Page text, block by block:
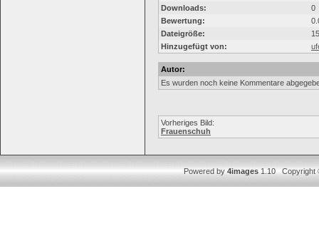
Downloads:
0
Bewertung:
Dateigröße:
Hinzugefügt von:
Autor:
Es wurden noch keine Kommentare
Vorheriges Bild:
Frauenschuh
Powered by4images1.10 Copyright